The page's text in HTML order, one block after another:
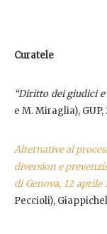
Curatele
“Diritto dei giudici
e M. Miraglia), GUP,
Alternative al
diversion e
di Genova, 12 aprile
Peccioli),